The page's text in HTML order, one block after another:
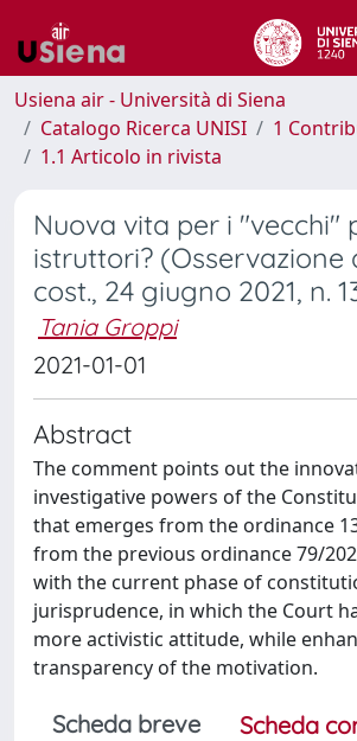
Usiena air - Università di Siena
Catalogo Ricerca UNISI
1
1.1 Articolo in rivista
Nuova vita per i "vecchi"
istruttori? (Osservazione
cost., 24 giugno 2021, n.
Tania Groppi
2021-01-01
Abstract
The comment points out the
investigative powers of the
that emerges from the ordinance
from the previous ordinance 79/
with the current phase of
jurisprudence, in which the Court
more activistic attitude, while
transparency of the motivation.
Scheda breve
Scheda